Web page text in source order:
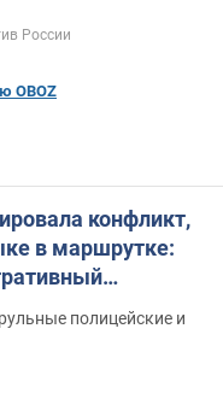
России
OBOZ
конфликт,
в маршрутке:
полицейские и